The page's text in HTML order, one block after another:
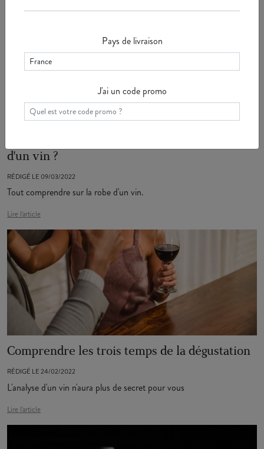
d'un vin ?
RÉDIGÉ LE 09/03/2022
Tout comprendre sur la robe d'un vin.
Lire l'article
Comprendre les trois temps de la dégustation
RÉDIGÉ LE 24/02/2022
L'analyse d'un vin n'aura plus de secret pour vous
Lire l'article
Pays de livraison
J'ai un code promo